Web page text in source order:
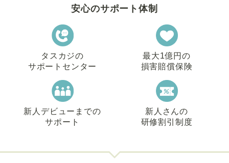
安心のサポート体制
タスカジの
サポートセンター
最大1億円の
損害賠償保険
新人デビューまでの
サポート
新人さんの
研修割引制度